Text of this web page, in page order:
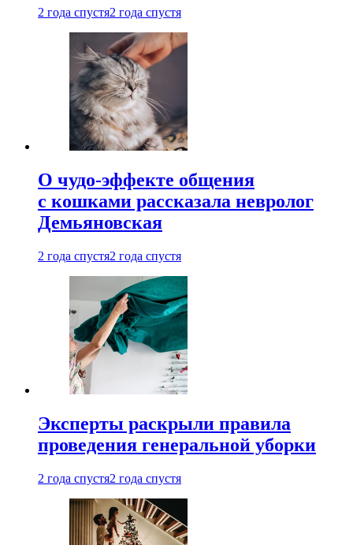
2 года спустя2 года спустя
О чудо-эффекте общения
с кошками рассказала невролог
Демьяновская
2 года спустя2 года спустя
Эксперты раскрыли правила
проведения генеральной уборки
2 года спустя2 года спустя